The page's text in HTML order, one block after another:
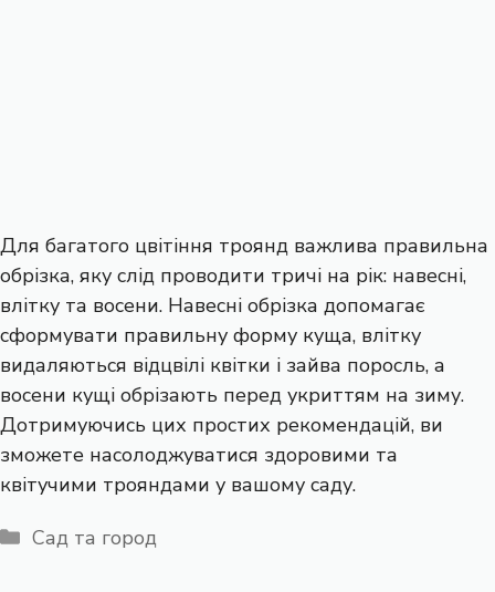
Для багатого цвітіння троянд важлива правильна
обрізка, яку слід проводити тричі на рік: навесні,
влітку та восени. Навесні обрізка допомагає
сформувати правильну форму куща, влітку
видаляються відцвілі квітки і зайва поросль, а
восени кущі обрізають перед укриттям на зиму.
Дотримуючись цих простих рекомендацій, ви
зможете насолоджуватися здоровими та
квітучими трояндами у вашому саду.
Категорії
Сад та город